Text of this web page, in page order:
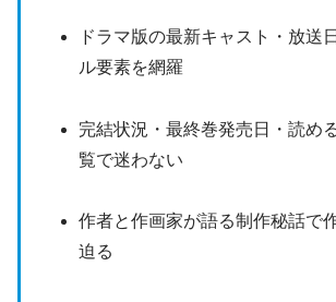
ドラマ版の最新キャスト・放送
ル要素を網羅
完結状況・最終巻発売日・読め
覧で迷わない
作者と作画家が語る制作秘話で
迫る